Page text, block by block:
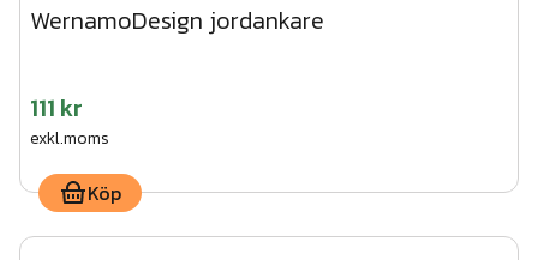
WernamoDesign jordankare
111 kr
exkl.moms
Köp